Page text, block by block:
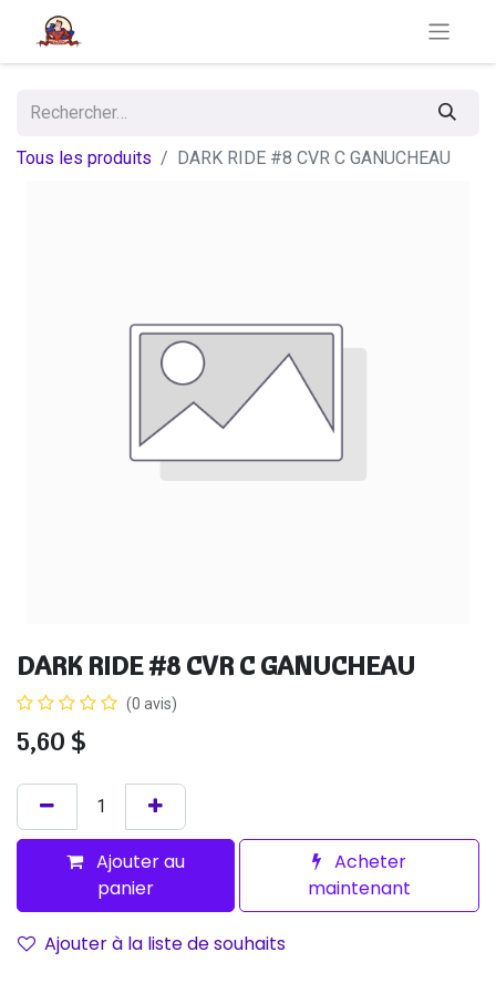
Tous les produits DARK RIDE #8 CVR C GANUCHEAU
DARK RIDE #8 CVR C GANUCHEAU
(0 avis)
5,60 $
Ajouter au
panier
Acheter
maintenant
Ajouter à la liste de souhaits